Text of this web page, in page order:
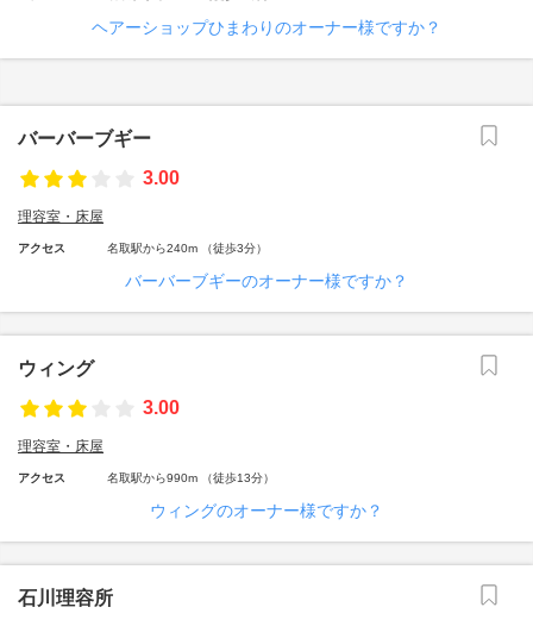
ヘアーショップひまわりのオーナー様ですか？
バーバーブギー
3.00
理容室・床屋
アクセス 名取駅から240m （徒歩3分）
バーバーブギーのオーナー様ですか？
ウィング
3.00
理容室・床屋
アクセス 名取駅から990m （徒歩13分）
ウィングのオーナー様ですか？
石川理容所